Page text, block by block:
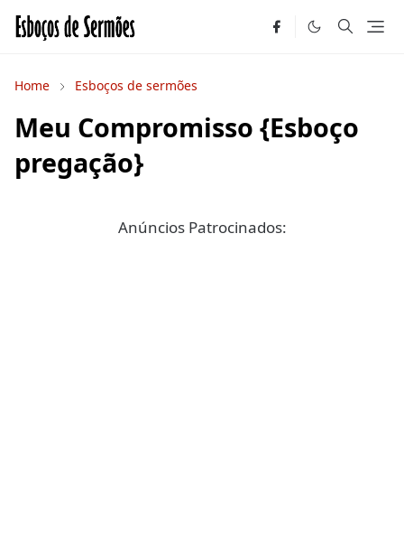
Home Esboços de sermões
Meu Compromisso {Esboço
pregação}
Anúncios Patrocinados: